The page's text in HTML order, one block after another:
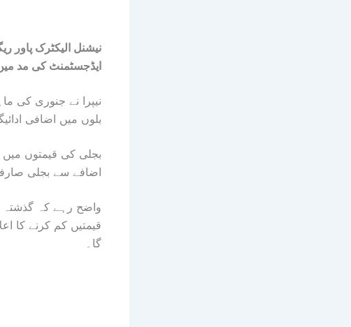
نیشنل الیکٹرک پاور
ایڈجسٹمنٹ کی مد میں بجلی 5 روپے 94 پیسے فی یونٹ
نیپرا نے جنوری کی
بلوں میں اضافی
بجلی کی قیمتوں میں
اضافے سے بجلی صارفین پر 58 ارب روپے کا اضافی
واضح رہے کہ گذشتہ
قیمتیں کم کرنے کا
گا۔